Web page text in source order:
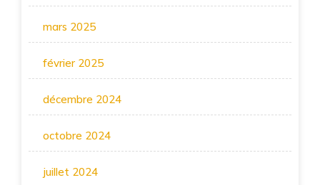
mars 2025
février 2025
décembre 2024
octobre 2024
juillet 2024